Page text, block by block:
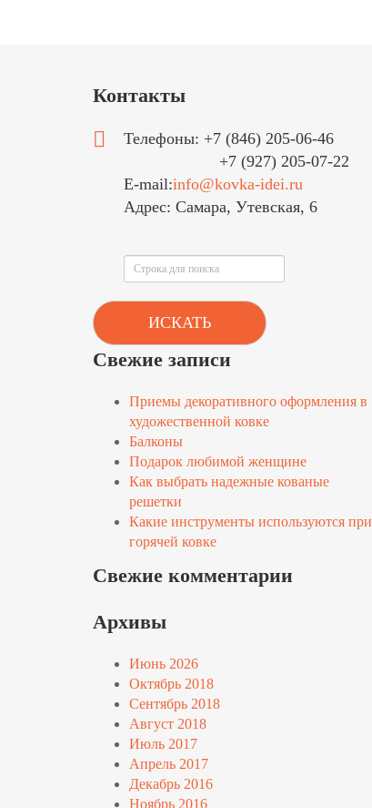
Контакты
Телефоны: +7 (846) 205-06-46
+7 (927) 205-07-22
E-mail:info@kovka-idei.ru
Адрес: Самара, Утевская, 6
ИСКАТЬ
Свежие записи
Приемы декоративного оформления в
художественной ковке
Балконы
Подарок любимой женщине
Как выбрать надежные кованые
решетки
Какие инструменты используются при
горячей ковке
Свежие комментарии
Архивы
Июнь 2026
Октябрь 2018
Сентябрь 2018
Август 2018
Июль 2017
Апрель 2017
Декабрь 2016
Ноябрь 2016